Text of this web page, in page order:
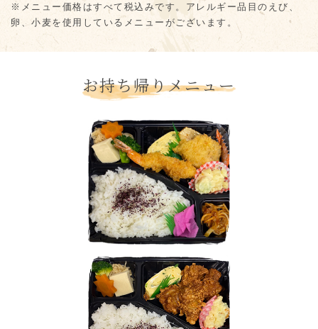
※メニュー価格はすべて税込みです。アレルギー品目のえび、
卵、小麦を使用しているメニューがございます。
お持ち帰りメニュー